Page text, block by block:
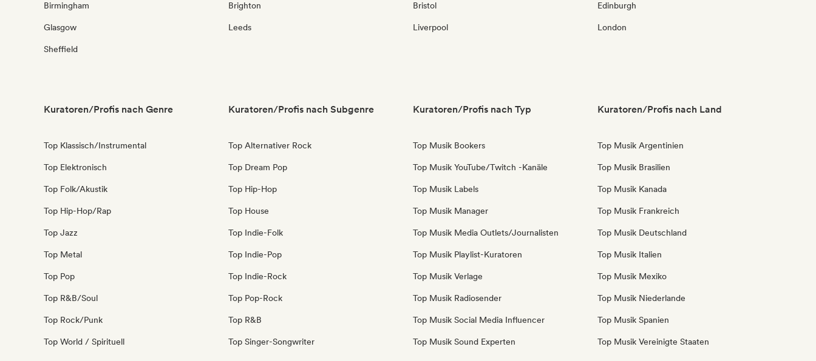
Birmingham Brighton Bristol Edinburgh
Glasgow Leeds Liverpool London
Sheffield
Kuratoren/Profis nach Genre
Top Klassisch/Instrumental
Top Elektronisch
Top Folk/Akustik
Top Hip-Hop/Rap
Top Jazz
Top Metal
Top Pop
Top R&B/Soul
Top Rock/Punk
Top World / Spirituell
Kuratoren/Profis nach Subgenre
Top Alternativer Rock
Top Dream Pop
Top Hip-Hop
Top House
Top Indie-Folk
Top Indie-Pop
Top Indie-Rock
Top Pop-Rock
Top R&B
Top Singer-Songwriter
Kuratoren/Profis nach Typ
Top Musik Bookers
Top Musik YouTube/Twitch -Kanäle
Top Musik Labels
Top Musik Manager
Top Musik Media Outlets/Journalisten
Top Musik Playlist-Kuratoren
Top Musik Verlage
Top Musik Radiosender
Top Musik Social Media Influencer
Top Musik Sound Experten
Kuratoren/Profis nach Land
Top Musik Argentinien
Top Musik Brasilien
Top Musik Kanada
Top Musik Frankreich
Top Musik Deutschland
Top Musik Italien
Top Musik Mexiko
Top Musik Niederlande
Top Musik Spanien
Top Musik Vereinigte Staaten